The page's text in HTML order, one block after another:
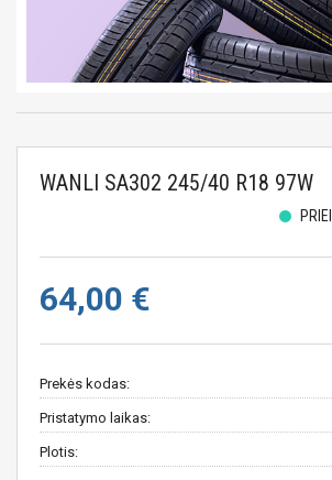
WANLI SA302 245/40 R18 97W
64,00 €
Prekės kodas:
Pristatymo laikas:
Plotis: